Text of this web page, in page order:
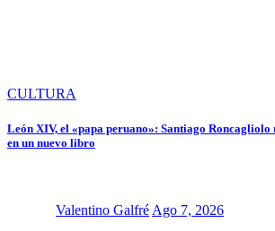
CULTURA
León XIV, el «papa peruano»: Santiago
en un nuevo libro
Valentino GalfréAgo 7, 2026